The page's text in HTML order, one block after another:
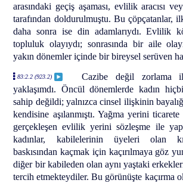
arasındaki geçiş aşaması, evlilik aracısı
tarafından doldurulmuştu. Bu çöpçatanlar,
daha sonra ise din adamlarıydı. Evlilik
topluluk olayıydı; sonrasında bir aile
yakın dönemler içinde bir bireysel serüven
83:2.2 (923.2)
Cazibe değil zorlama
yaklaşımdı. Öncül dönemlerde kadın
sahip değildi; yalnızca cinsel ilişkinin
kendisine aşılanmıştı. Yağma yerini ticarete
gerçekleşen evlilik yerini sözleşme ile
kadınlar, kabilelerinin üyeleri olan
baskısından kaçmak için kaçırılmaya göz
diğer bir kabileden olan aynı yaştaki
tercih etmekteydiler. Bu görünüşte kaçırma